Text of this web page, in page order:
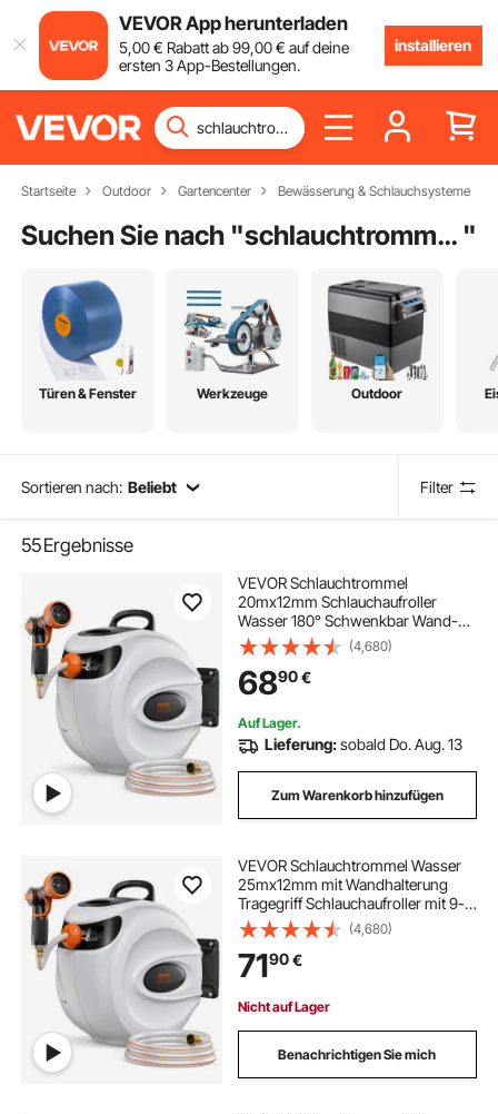
VEVOR App herunterladen
5,00€ Rabatt ab99,00€ auf deine
ersten 3 App-Bestellungen.
installieren
Startseite Outdoor Gartencenter Bewässerung & Schlauchsysteme
Suchen Sie nach " schlauchtrommel 20mx12mm "
Türen & Fenster Werkzeuge Outdoor
Sortieren nach: Beliebt Filter
55Ergebnisse
VEVOR Schlauchtrommel
20mx12mm Schlauchaufroller
Wasser 180° Schwenkbar Wand-
Schlauchbox mit Aufwickelstopper
und Wandhalterung
Wasserschlauchtrommel
Gartenschlauch zum Gießen
Autowaschen Reinigen
(4,680)
6890€
Auf Lager.
Lieferung:sobald Do. Aug. 13
Zum Warenkorb hinzufügen
VEVOR Schlauchtrommel Wasser
25mx12mm mit Wandhalterung
Tragegriff Schlauchaufroller mit 9-
Muster-Sprühdüse &
Gartenschlauch 180° Schwenkbar
Wand-Schlauchbox mit Aufroll-
Automatik Gießen Autowaschen
(4,680)
7190€
Nicht auf Lager
Benachrichtigen Sie mich